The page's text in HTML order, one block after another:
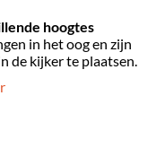
hoogtes
in het oog en zijn
de kijker te plaatsen.